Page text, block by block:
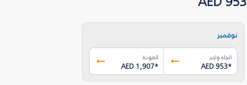
نوفمبر
اتجاه واحد
AED 953*
العودة
AED 1,907*